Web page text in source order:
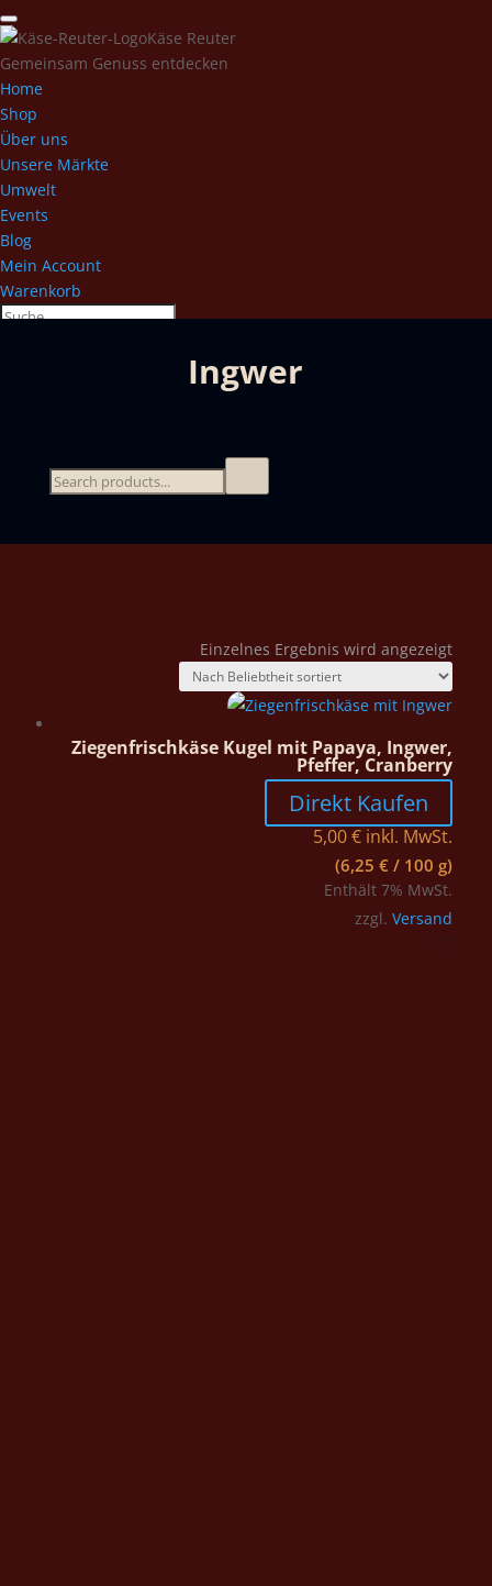
Käse Reuter
Gemeinsam Genuss entdecken
Home
Shop
Über uns
Unsere Märkte
Umwelt
Events
Blog
Mein Account
Warenkorb
Ingwer
Einzelnes Ergebnis wird angezeigt
Ziegenfrischkäse Kugel mit Papaya, Ingwer,
Pfeffer, Cranberry
Direkt Kaufen
5,00€ inkl. MwSt.
(6,25 € / 100 g)
Enthält 7% MwSt.
zzgl. Versand